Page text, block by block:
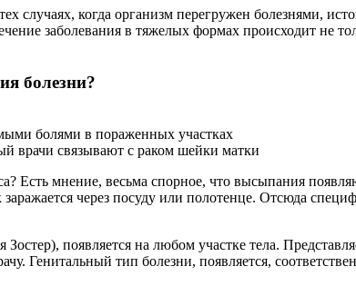
случаях, когда организм перегружен болезнями,
заболевания в тяжелых формах происходит не
болезни?
болями в пораженных участках
врачи связывают с раком шейки матки
Есть мнение, весьма спорное, что высыпания
через посуду или полотенце. Отсюда
появляется на любом участке тела.
Генитальный тип болезни, появляется,